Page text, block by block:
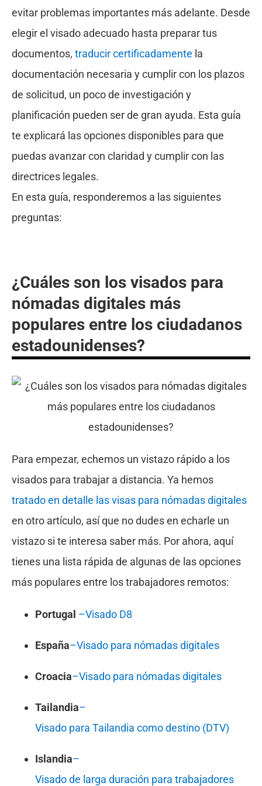
evitar problemas importantes más adelante. Desde
elegir el visado adecuado hasta preparar tus
documentos, traducir certificadamente la
documentación necesaria y cumplir con los plazos
de solicitud, un poco de investigación y
planificación pueden ser de gran ayuda. Esta guía
te explicará las opciones disponibles para que
puedas avanzar con claridad y cumplir con las
directrices legales.
En esta guía, responderemos a las siguientes
preguntas:
¿Cuáles son los visados para
nómadas digitales más
populares entre los ciudadanos
estadounidenses?
Para empezar, echemos un vistazo rápido a los
visados para trabajar a distancia. Ya hemos
tratado en detalle las visas para nómadas digitales
en otro artículo, así que no dudes en echarle un
vistazo si te interesa saber más. Por ahora, aquí
tienes una lista rápida de algunas de las opciones
más populares entre los trabajadores remotos:
Portugal –Visado D8
España–Visado para nómadas digitales
Croacia–Visado para nómadas digitales
Tailandia–
Visado para Tailandia como destino (DTV)
Islandia–
Visado de larga duración para trabajadores